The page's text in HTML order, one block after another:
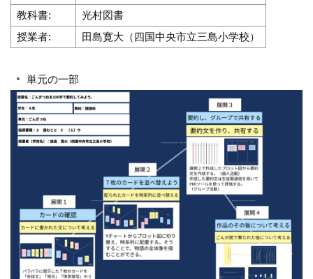
教科書:
光村図書
授業者:
田島寛大（四国中央市立三島小学校）
単元の一部